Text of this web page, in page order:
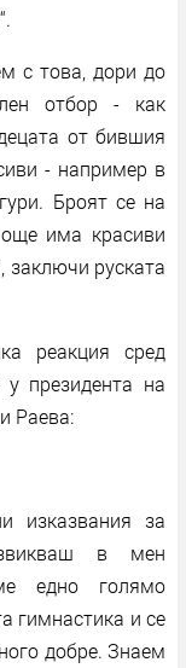
с това, дори до
отбор - как
от бившия
- например в
Броят се на
има красиви
заключи руската
реакция сред
президента на
Раевa:
изказвания за
в мен
едно голямо
гимнастика и се
добре. Знаем